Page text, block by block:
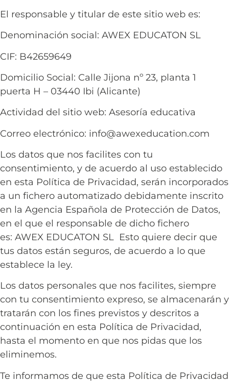
El responsable y titular de este sitio web es:
Denominación social: AWEX EDUCATON SL
CIF: B42659649
Domicilio Social: Calle Jijona nº 23, planta 1
puerta H – 03440 Ibi (Alicante)
Actividad del sitio web: Asesoría educativa
Correo electrónico: info@awexeducation.com
Los datos que nos facilites con tu
consentimiento, y de acuerdo al uso establecido
en esta Política de Privacidad, serán incorporados
a un fichero automatizado debidamente inscrito
en la Agencia Española de Protección de Datos,
en el que el responsable de dicho fichero
es: AWEX EDUCATON SL Esto quiere decir que
tus datos están seguros, de acuerdo a lo que
establece la ley.
Los datos personales que nos facilites, siempre
con tu consentimiento expreso, se almacenarán y
tratarán con los fines previstos y descritos a
continuación en esta Política de Privacidad,
hasta el momento en que nos pidas que los
eliminemos.
Te informamos de que esta Política de Privacidad